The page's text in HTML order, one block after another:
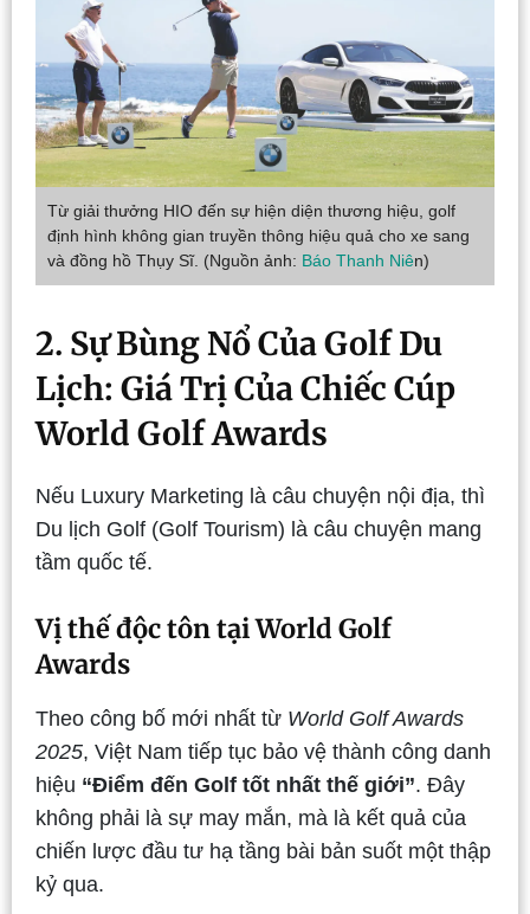
Từ giải thưởng HIO đến sự hiện diện thương hiệu, golf
định hình không gian truyền thông hiệu quả cho xe sang
và đồng hồ Thụy Sĩ. (Nguồn ảnh: Báo Thanh Niên)
2. Sự Bùng Nổ Của Golf Du
Lịch: Giá Trị Của Chiếc Cúp
World Golf Awards
Nếu Luxury Marketing là câu chuyện nội địa, thì
Du lịch Golf (Golf Tourism) là câu chuyện mang
tầm quốc tế.
Vị thế độc tôn tại World Golf
Awards
Theo công bố mới nhất từ World Golf Awards
2025, Việt Nam tiếp tục bảo vệ thành công danh
hiệu “Điểm đến Golf tốt nhất thế giới”. Đây
không phải là sự may mắn, mà là kết quả của
chiến lược đầu tư hạ tầng bài bản suốt một thập
kỷ qua.